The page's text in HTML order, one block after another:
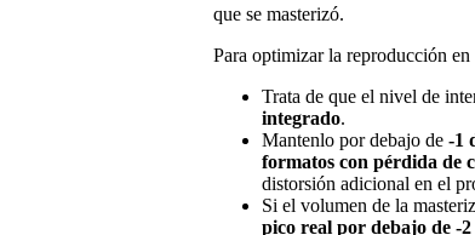
que se masterizó.
Para optimizar la reproducción
Trata de que el nivel de
integrado.
Mantenlo por debajo de -1
formatos con pérdida de
distorsión adicional en el
Si el volumen de la
pico real por debajo de -